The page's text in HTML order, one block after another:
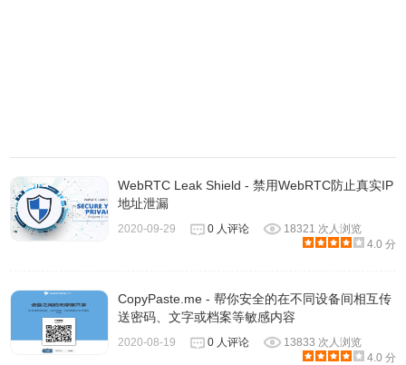
击图示后开启功能选项，也可以看到第一个「启用」项目为
勾选状态。当 HTTPS Everywhere 运作时，一些稳定版规则
下的已知链接网址都会自动走 HTTPS 加密链接，以此提高
WebRTC Leak Shield - 禁用WebRTC防止真实IP
地址泄漏
2020-09-29 0 人评论
18321 次人浏览
4.0 分
CopyPaste.me - 帮你安全的在不同设备间相互传
送密码、文字或档案等敏感内容
2020-08-19 0 人评论
13833 次人浏览
4.0 分